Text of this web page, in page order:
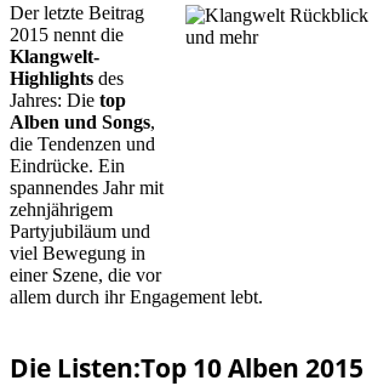
Der letzte Beitrag
2015 nennt die
Klangwelt-
Highlights des
Jahres: Die top
Alben und Songs,
die Tendenzen und
Eindrücke. Ein
spannendes Jahr mit
zehnjährigem
Partyjubiläum und
viel Bewegung in
einer Szene, die vor
allem durch ihr Engagement lebt.
Die Listen:Top 10 Alben 2015